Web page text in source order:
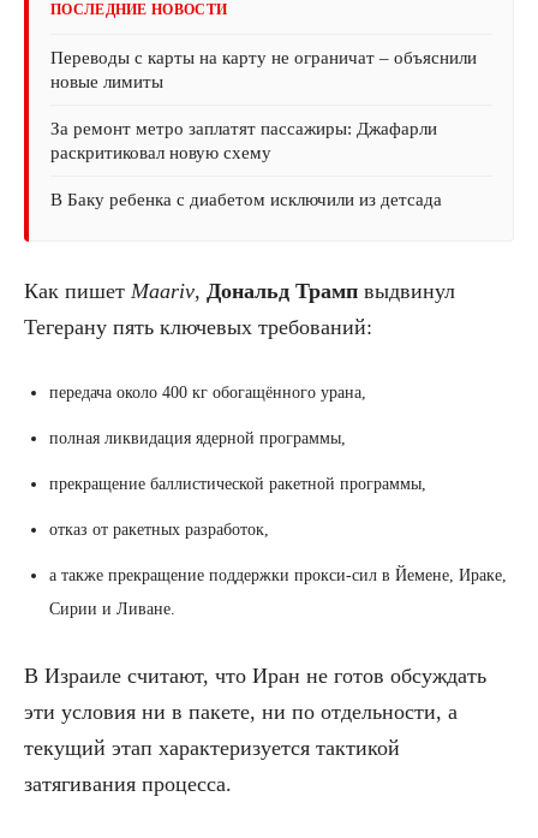
ПОСЛЕДНИЕ НОВОСТИ
Переводы с карты на карту не ограничат – объяснили
новые лимиты
За ремонт метро заплатят пассажиры: Джафарли
раскритиковал новую схему
В Баку ребенка с диабетом исключили из детсада
Как пишет Maariv, Дональд Трамп выдвинул
Тегерану пять ключевых требований:
передача около 400 кг обогащённого урана,
полная ликвидация ядерной программы,
прекращение баллистической ракетной программы,
отказ от ракетных разработок,
а также прекращение поддержки прокси-сил в Йемене, Ираке,
Сирии и Ливане.
В Израиле считают, что Иран не готов обсуждать
эти условия ни в пакете, ни по отдельности, а
текущий этап характеризуется тактикой
затягивания процесса.